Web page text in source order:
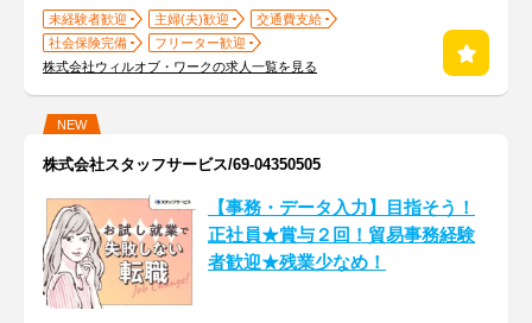
未経験者歓迎 主婦(夫)歓迎
交通費支給
社会保険完備
フリーター歓迎
株式会社ウィルオブ・ワークの求人一覧を見る
NEW
株式会社スタッフサービス/69-04350505
【事務・データ入力】目指そう！
正社員★賞与２回！貿易事務経験
者歓迎★残業少なめ！